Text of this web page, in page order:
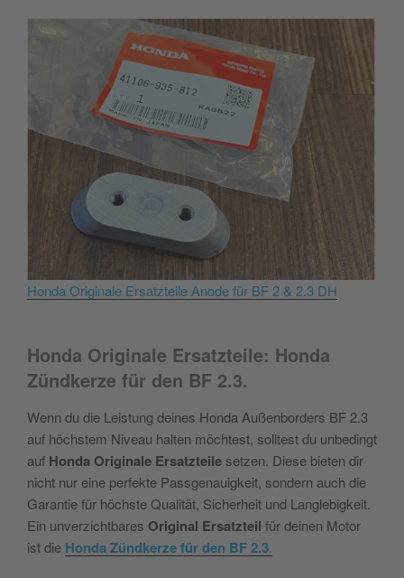
Honda Originale Ersatzteile Anode für BF 2 & 2.3 DH
Honda Originale Ersatzteile: Honda
Zündkerze für den BF 2.3.
Wenn du die Leistung deines Honda Außenborders BF 2.3
auf höchstem Niveau halten möchtest, solltest du unbedingt
auf Honda Originale Ersatzteile setzen. Diese bieten dir
nicht nur eine perfekte Passgenauigkeit, sondern auch die
Garantie für höchste Qualität, Sicherheit und Langlebigkeit.
Ein unverzichtbares Original Ersatzteil für deinen Motor
ist die Honda Zündkerze für den BF 2.3.